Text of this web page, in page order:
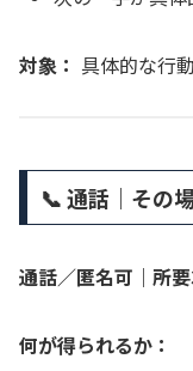
対象： 具体的な行
📞 通話｜その
通話／匿名可｜所
何が得られるか：